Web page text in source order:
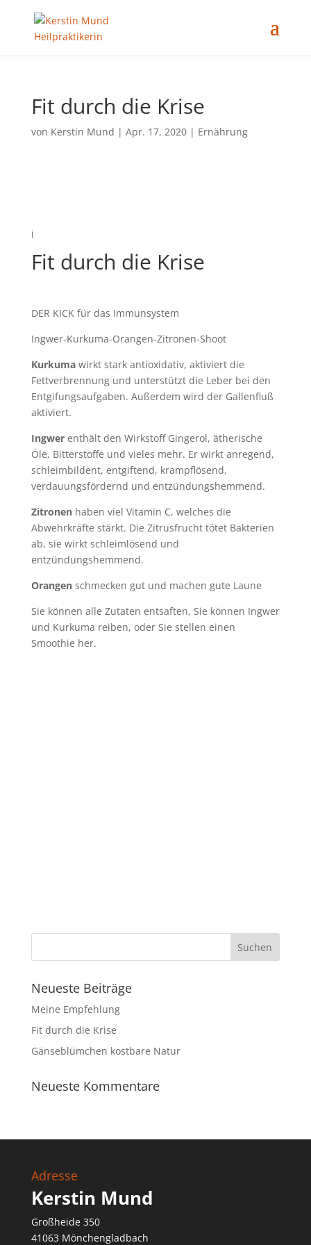
Fit durch die Krise
von Kerstin Mund | Apr. 17, 2020| Ernährung
i
Fit durch die Krise
DER KICK für das Immunsystem
Ingwer-Kurkuma-Orangen-Zitronen-Shoot
Kurkumawirkt stark antioxidativ, aktiviert die
Fettverbrennung und unterstützt die Leber bei den
Entgifungsaufgaben. Außerdem wird der Gallenfluß
aktiviert.
Ingwerenthält den Wirkstoff Gingerol, ätherische
Öle, Bitterstoffe und vieles mehr. Er wirkt anregend,
schleimbildent, entgiftend, krampflösend,
verdauungsfördernd und entzündungshemmend.
Zitronenhaben viel Vitamin C, welches die
Abwehrkräfte stärkt. Die Zitrusfrucht tötet Bakterien
ab, sie wirkt schleimlösend und
entzündungshemmend.
Orangenschmecken gut und machen gute Laune
Sie können alle Zutaten entsaften, Sie können Ingwer
und Kurkuma reiben, oder Sie stellen einen
Smoothie her.
Neueste Beiträge
Meine Empfehlung
Fit durch die Krise
Gänseblümchen kostbare Natur
Neueste Kommentare
Adresse
Kerstin Mund
Großheide 350
41063 Mönchengladbach